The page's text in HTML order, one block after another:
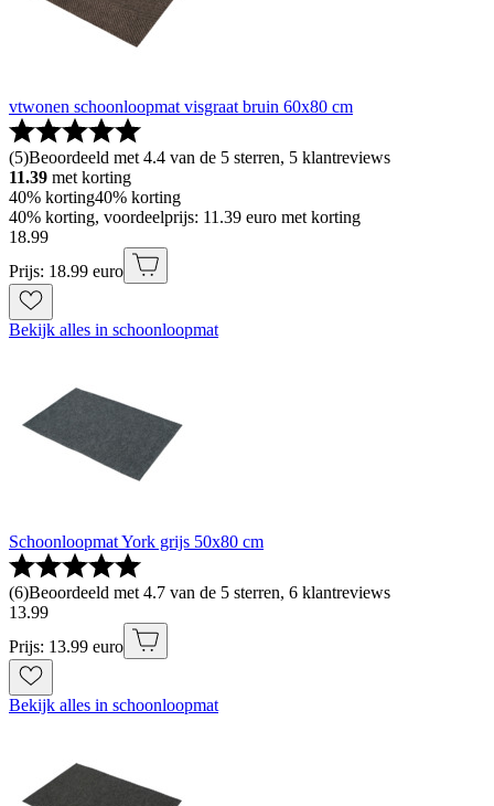
vtwonen schoonloopmat visgraat bruin 60x80 cm
(5)Beoordeeld met 4.4 van de 5 sterren, 5 klantreviews
11.39 met korting
40% korting40% korting
40% korting, voordeelprijs: 11.39 euro met korting
18.99
Prijs: 18.99 euro
Bekijk alles in schoonloopmat
Schoonloopmat York grijs 50x80 cm
(6)Beoordeeld met 4.7 van de 5 sterren, 6 klantreviews
13.99
Prijs: 13.99 euro
Bekijk alles in schoonloopmat